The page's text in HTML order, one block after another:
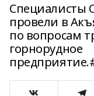
Специалисты
провели в
по вопросам
горнорудное